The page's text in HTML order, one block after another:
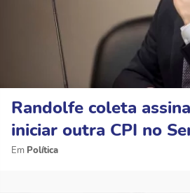
Randolfe coleta
iniciar outra CPI no
Política